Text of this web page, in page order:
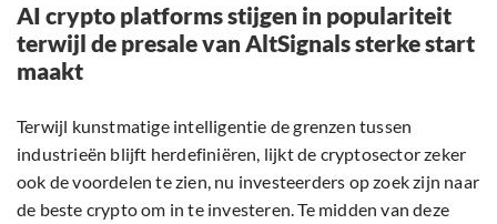
AI crypto platforms stijgen in populariteit
terwijl de presale van AltSignals sterke start
maakt
Terwijl kunstmatige intelligentie de grenzen tussen
industrieën blijft herdefiniëren, lijkt de cryptosector zeker
ook de voordelen te zien, nu investeerders op zoek zijn naar
de beste crypto om in te investeren. Te midden van deze